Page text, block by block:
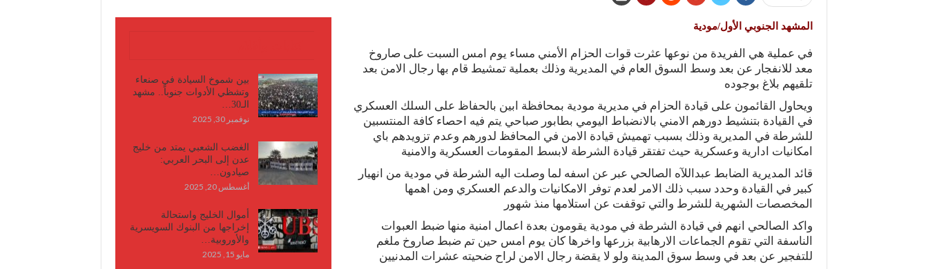
المشهد الجنوبي الأول/مودية
في عملية هي الفريدة من نوعها عثرت قوات الحزام الأمني مساء يوم امس السبت على صاروخ
معد للانفجار عن بعد وسط السوق العام في المديرية وذلك بعملية تمشيط قام بها رجال الامن بعد
تلقيهم بلاغ بوجوده
ويحاول القائمون على قيادة الحزام في مديرية مودية بمحافظة ابين بالحفاظ على السلك العسكري
في القيادة بتنشيط دورهم الامني بالانضباط اليومي بطابور صباحي يتم فيه احصاء كافة المنتسبين
للشرطة في المديرية وذلك بسبب تهميش قيادة الامن في المحافظ لدورهم وعدم تزويدهم باي
امكانيات ادارية وعسكرية حيث تفتقر قيادة الشرطة لابسط المقومات العسكرية والامنية
قائد المديرية الضابط عبداللآه الصالحي عبر عن اسفه لما وصلت اليه الشرطة في مودية من انهيار
كبير في القيادة وحدد سبب ذلك الامر لعدم توفر الامكانيات والدعم العسكري ومن اهمها
المخصصات الشهرية للشرط والتي توقفت عن استلامها منذ شهور
واكد الصالحي انهم في قيادة الشرطة في مودية يقومون بعدة اعمال امنية منها ضبط العبوات
الناسفة التي تقوم الجماعات الارهابية بزرعها واخرها كان يوم امس حين تم ضبط صاروخ ملغم
للتفجير عن بعد في وسط سوق المدينة ولو لا يقضة رجال الامن لراح ضحيته عشرات المدنيين
بين شموخ السيادة في صنعاء
وتشظي الأدوات جنوباً.. مشهد
الـ30…
نوفمبر 30, 2025
الغضب الشعبي يمتد من خليج
عدن إلى البحر العربي:
صيادون…
أغسطس 20, 2025
أموال الخليج واستحالة
إخراجها من البنوك السويسرية
والأوروبية…
مايو 15, 2025